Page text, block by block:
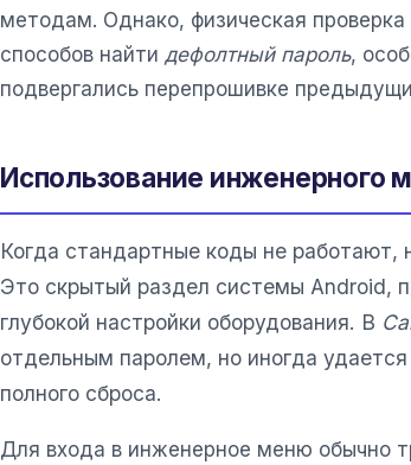
методам. Однако, физическая
способов найти дефолтный пароль,
подвергались перепрошивке
Использование инженерного
Когда стандартные коды не
Это скрытый раздел системы Android,
глубокой настройки оборудования. В
отдельным паролем, но иногда
полного сброса.
Для входа в инженерное меню обычно